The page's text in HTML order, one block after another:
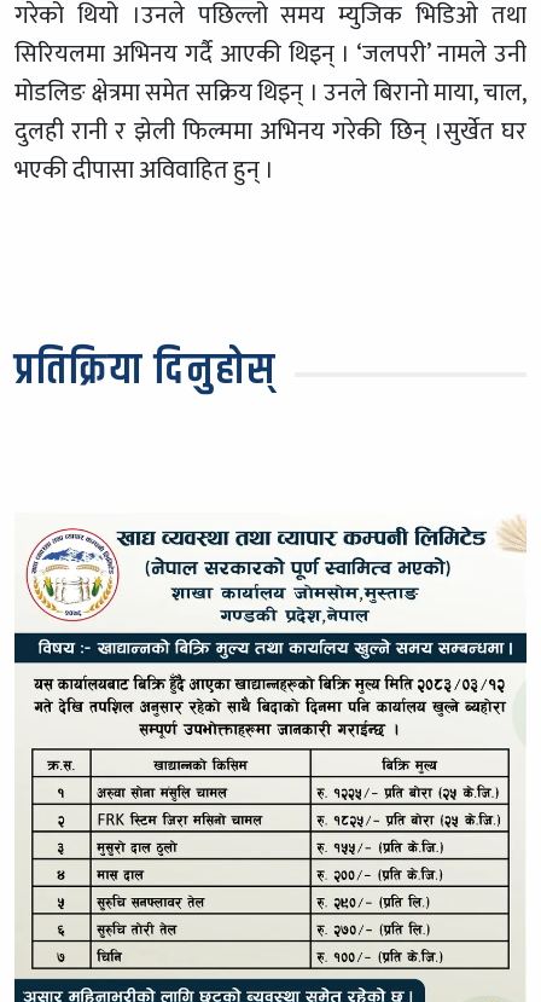
गरेको थियो ।उनले पछिल्लो समय म्युजिक भिडिओ तथा
सिरियलमा अभिनय गर्दै आएकी थिइन् । ‘जलपरी’ नामले उनी
मोडलिङ क्षेत्रमा समेत सक्रिय थिइन् । उनले बिरानो माया, चाल,
दुलही रानी र झेली फिल्ममा अभिनय गरेकी छिन् ।सुर्खेत घर
भएकी दीपासा अविवाहित हुन् ।
प्रतिक्रिया दिनुहोस्